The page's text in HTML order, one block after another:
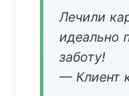
Лечили
идеально
заботу!
— Клиент